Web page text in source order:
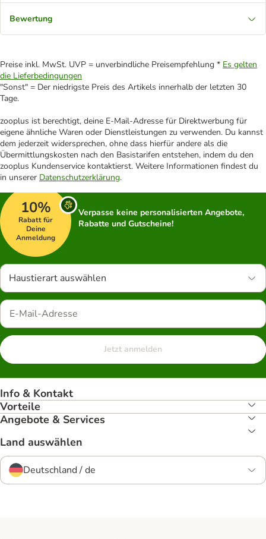
Bewertung
Preise inkl. MwSt. UVP = unverbindliche Preisempfehlung * Es gelten
die Lieferbedingungen
"Sonst" = Der niedrigste Preis des Artikels innerhalb der letzten 30
Tage.
zooplus ist berechtigt, deine E-Mail-Adresse für Direktwerbung für
eigene ähnliche Waren oder Dienstleistungen zu verwenden. Du kannst
dem jederzeit widersprechen, ohne dass hierfür andere als die
Übermittlungskosten nach den Basistarifen entstehen, indem du den
zooplus Kundenservice kontaktierst. Weitere Informationen findest du
in unserer Datenschutzerklärung.
10%
Rabatt für
Deine
Anmeldung
Verpasse keine personalisierten Angebote,
Rabatte und Gutscheine!
Haustierart auswählen
Jetzt anmelden
Info & Kontakt
Vorteile
Angebote & Services
Land auswählen
Deutschland / de